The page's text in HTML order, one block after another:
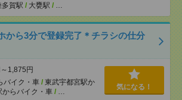
多賀駅 / 大甕駅 / …
から3分で登録完了＊チラシの仕分
1,875円
バイク・車 / 東武宇都宮駅か
からバイク・車 / …
気になる！